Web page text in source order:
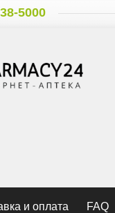
5000
и оплата FAQ